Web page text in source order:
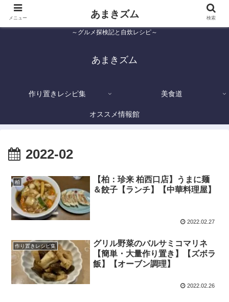
～グルメ探検記と自炊レシピ～
あまきズム
作り置きレシピ集 美食道
オススメ情報館
2022-02
柏
【柏：珍来 柏西口店】うまに麺
＆餃子【ランチ】【中華料理屋】
2022.02.27
作り置きレシピ集
グリル野菜のバルサミコマリネ
【簡単・大量作り置き】【ズボラ
飯】【オーブン調理】
2022.02.26
メニュー あまきズム 検索